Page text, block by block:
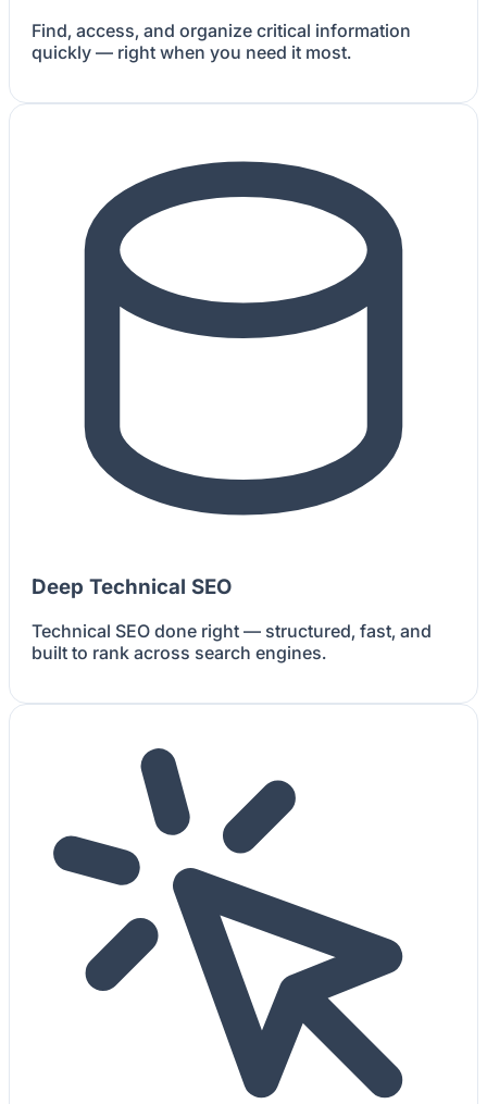
Find, access, and organize critical information
quickly — right when you need it most.
Deep Technical SEO
Technical SEO done right — structured, fast, and
built to rank across search engines.